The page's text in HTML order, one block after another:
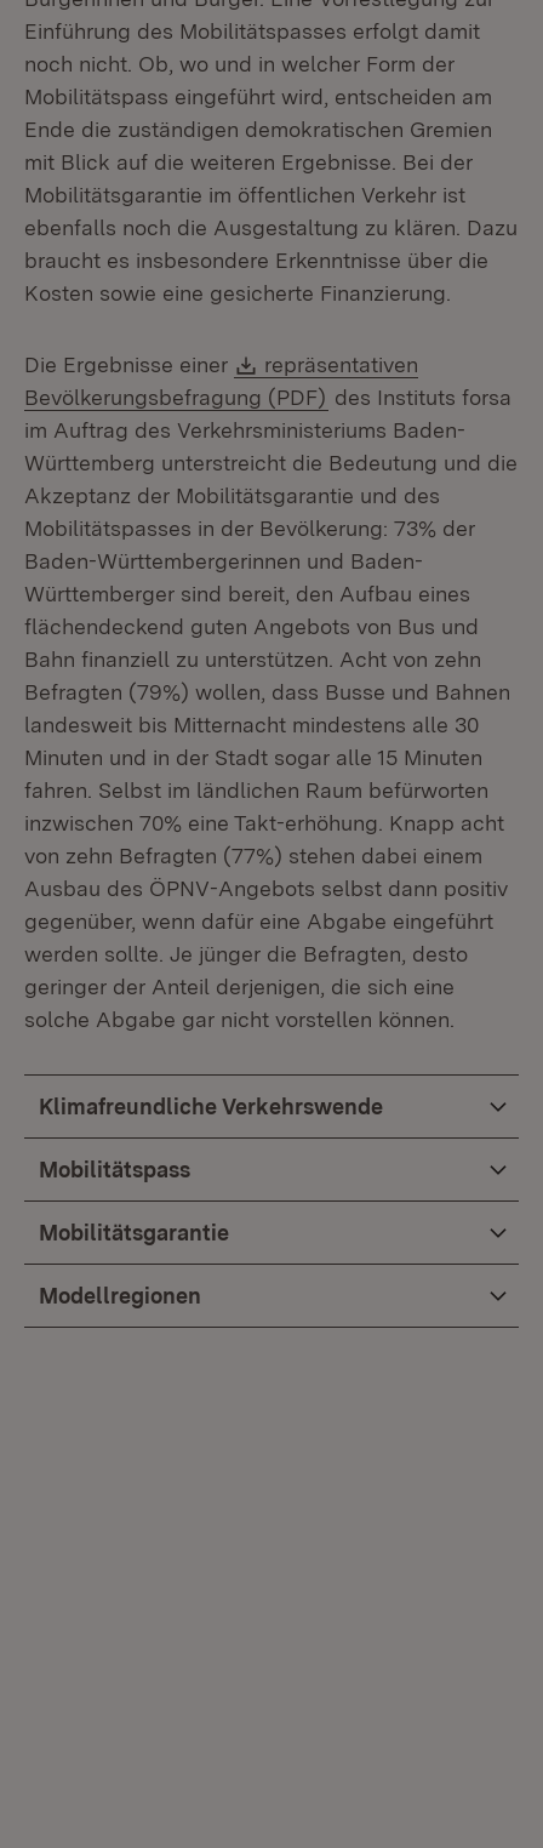
Einführung des Mobilitätspasses erfolgt damit
noch nicht. Ob, wo und in welcher Form der
Mobilitätspass eingeführt wird, entscheiden am
Ende die zuständigen demokratischen Gremien
mit Blick auf die weiteren Ergebnisse. Bei der
Mobilitätsgarantie im öffentlichen Verkehr ist
ebenfalls noch die Ausgestaltung zu klären. Dazu
braucht es insbesondere Erkenntnisse über die
Kosten sowie eine gesicherte Finanzierung.
Die Ergebnisse einer Download:
repräsentativen
Bevölkerungsbefragung (PDF) (Öffnet in neuem
des Instituts forsa
im Auftrag des Verkehrsministeriums Baden-
Württemberg unterstreicht die Bedeutung und die
Akzeptanz der Mobilitätsgarantie und des
Mobilitätspasses in der Bevölkerung: 73% der
Baden-Württembergerinnen und Baden-
Württemberger sind bereit, den Aufbau eines
flächendeckend guten Angebots von Bus und
Bahn finanziell zu unterstützen. Acht von zehn
Befragten (79%) wollen, dass Busse und Bahnen
landesweit bis Mitternacht mindestens alle 30
Minuten und in der Stadt sogar alle 15 Minuten
fahren. Selbst im ländlichen Raum befürworten
inzwischen 70% eine Takt-erhöhung. Knapp acht
von zehn Befragten (77%) stehen dabei einem
Ausbau des ÖPNV-Angebots selbst dann positiv
gegenüber, wenn dafür eine Abgabe eingeführt
werden sollte. Je jünger die Befragten, desto
geringer der Anteil derjenigen, die sich eine
solche Abgabe gar nicht vorstellen können.
Klimafreundliche Verkehrswende
Mobilitätspass
Mobilitätsgarantie
Modellregionen